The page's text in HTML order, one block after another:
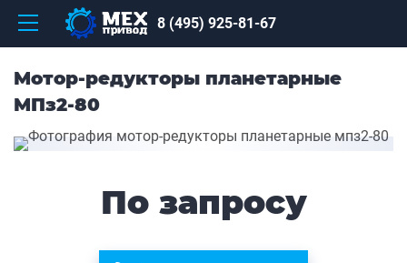
8 (495) 925-81-67
Мотор-редукторы планетарные
МПз2-80
По запросу